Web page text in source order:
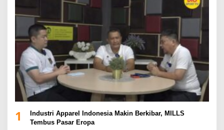
1
Industri Apparel Indonesia Makin Berkibar, MILLS
Tembus Pasar Eropa